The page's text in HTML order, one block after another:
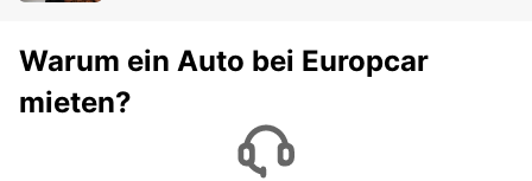
Warum ein Auto bei Europcar
mieten?